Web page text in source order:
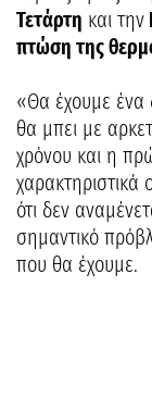
Τετάρτη και την
πτώση της
«Θα έχουμε ένα
θα μπει με
χρόνου και η
χαρακτηριστικά
ότι δεν
σημαντικό
που θα έχουμε.